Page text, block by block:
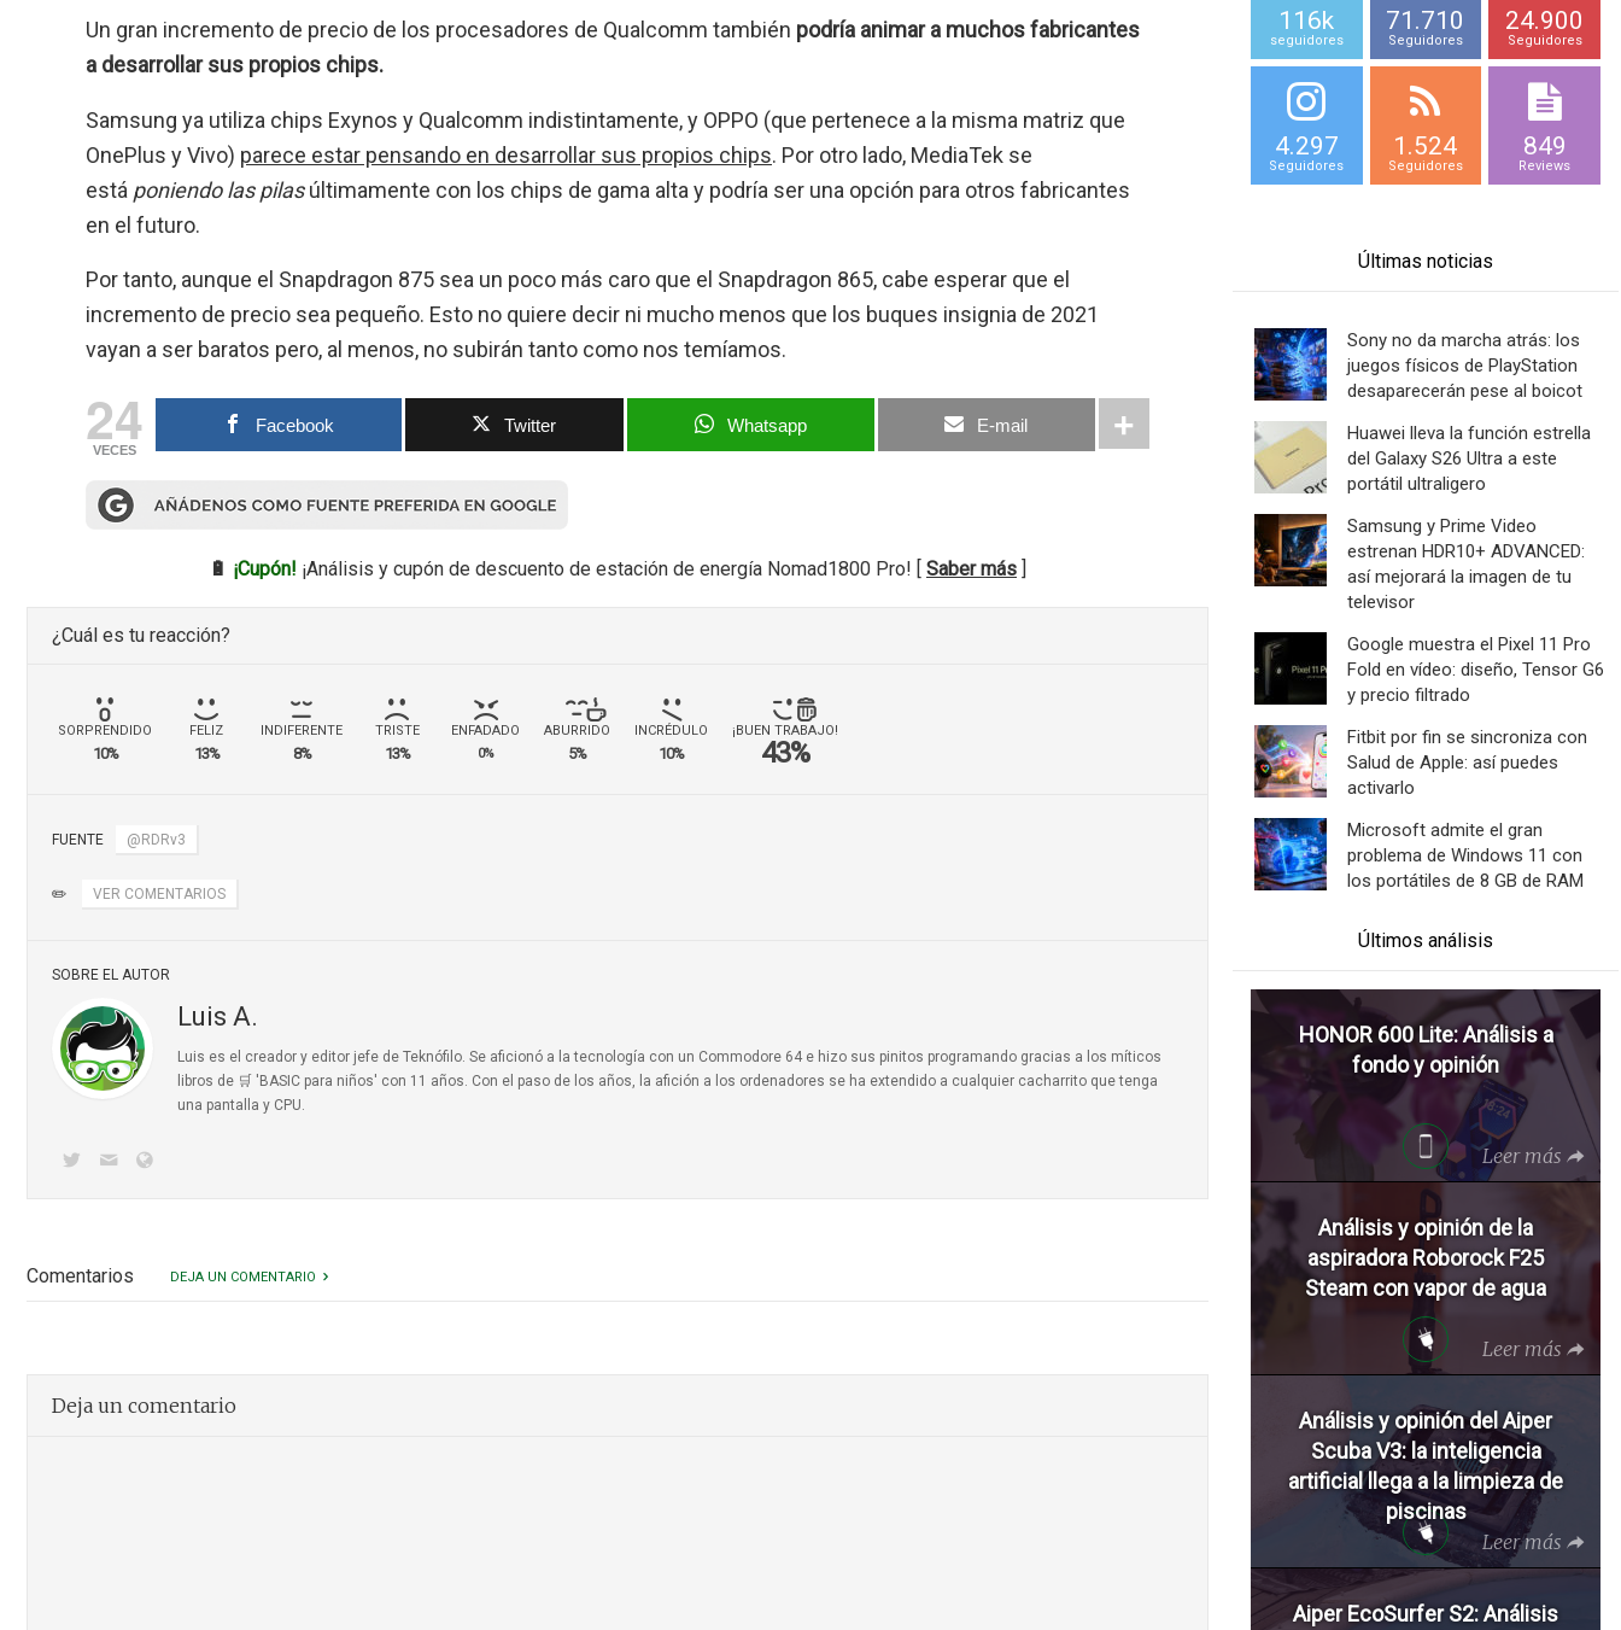
Un gran incremento de precio de los procesadores de Qualcomm también podría animar a muchos fabricantes
a desarrollar sus propios chips.
Samsung ya utiliza chips Exynos y Qualcomm indistintamente, y OPPO (que pertenece a la misma matriz que
OnePlus y Vivo) parece estar pensando en desarrollar sus propios chips. Por otro lado, MediaTek se
está poniendo las pilasúltimamente con los chips de gama alta y podría ser una opción para otros fabricantes
en el futuro.
Por tanto, aunque el Snapdragon 875 sea un poco más caro que el Snapdragon 865, cabe esperar que el
incremento de precio sea pequeño. Esto no quiere decir ni mucho menos que los buques insignia de 2021
vayan a ser baratos pero, al menos, no subirán tanto como nos temíamos.
24
VECES
Facebook Twitter Whatsapp E-mail
🔋 ¡Cupón! ¡Análisis y cupón de descuento de estación de energía Nomad1800 Pro! [ Saber más
¿Cuál es tu reacción?
SORPRENDIDO
10%
FELIZ
13%
INDIFERENTE
8%
TRISTE
13%
ENFADADO
0%
ABURRIDO
5%
INCRÉDULO
10%
¡BUEN TRABAJO!
43%
FUENTE @RDRv3
✏️ VER COMENTARIOS
SOBRE EL AUTOR
Luis A.
Luis es el creador y editor jefe de Teknófilo. Se aficionó a la tecnología con un Commodore 64 e hizo sus pinitos programando gracias a los míticos
libros de 🛒 'BASIC para niños' con 11 años. Con el paso de los años, la afición a los ordenadores se ha extendido a cualquier cacharrito que tenga
una pantalla y CPU.
Comentarios DEJA UN COMENTARIO
Deja un comentario
116k
seguidores
71.710
Seguidores
24.900
Seguidores
4.297
Seguidores
1.524
Seguidores
849
Reviews
Últimas noticias
Sony no da marcha atrás: los
juegos físicos de PlayStation
desaparecerán pese al boicot
Huawei lleva la función estrella
del Galaxy S26 Ultra a este
portátil ultraligero
Samsung y Prime Video
estrenan HDR10+ ADVANCED:
así mejorará la imagen de tu
televisor
Google muestra el Pixel 11 Pro
Fold en vídeo: diseño, Tensor G6
y precio filtrado
Fitbit por fin se sincroniza con
Salud de Apple: así puedes
activarlo
Microsoft admite el gran
problema de Windows 11 con
los portátiles de 8 GB de RAM
Últimos análisis
HONOR 600 Lite: Análisis a
fondo y opinión
Leer más
Análisis y opinión de la
aspiradora Roborock F25
Steam con vapor de agua
Leer más
Análisis y opinión del Aiper
Scuba V3: la inteligencia
artificial llega a la limpieza de
piscinas
Leer más
Aiper EcoSurfer S2: Análisis